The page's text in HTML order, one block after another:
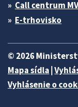
Call centrum
E-trhovisko
© 2026
Mapa sídla
Vyhlásenie o